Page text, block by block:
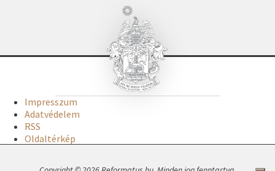
Impresszum
Adatvédelem
RSS
Oldaltérkép